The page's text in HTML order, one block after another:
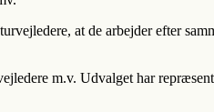
at de arbejder efter
m.v. Udvalget har